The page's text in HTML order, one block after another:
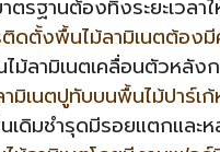
รฐานต้องทิ้งระยะเวลา
ดตั้งพื้นไม้ลามิเนตต้อง
ม้ลามิเนตเคลื่อนตัวหลัง
เนตปูทับบนพื้นไม้ปาร์เก้
ดิมชำรุดมีรอยแตกและ